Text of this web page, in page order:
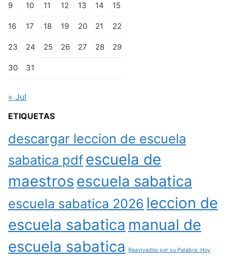
9 10 11 12 13 14 15
16 17 18 19 20 21 22
23 24 25 26 27 28 29
30 31
« Jul
ETIQUETAS
descargar leccion de escuela
sabatica pdfescuela de
maestros escuela sabatica
escuela sabatica 2026 leccion de
escuela sabatica manual de
escuela sabatica
Reavivados por su Palabra: Hoy